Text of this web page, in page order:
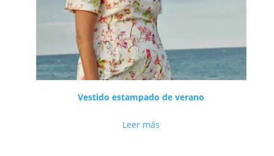
Vestido estampado de verano
Leer más